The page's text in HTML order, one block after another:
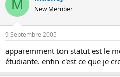
M New Member
9 Septembre 2005
apparemment ton statut est le
étudiante. enfin c'est ce que je